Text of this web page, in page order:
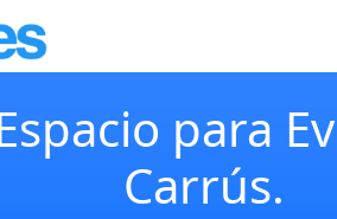
para
Carrús.